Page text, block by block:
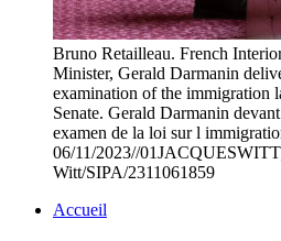
Bruno Retailleau. French
Minister, Gerald Darmanin
examination of the immigration
Senate. Gerald Darmanin
examen de la loi sur l
06/11/2023//
Witt/SIPA/2311061859
Accueil